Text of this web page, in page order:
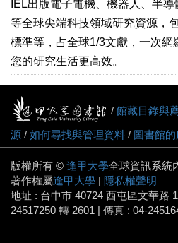
IEL出版電子電機、機器人、半
等全球尖端科技領域研究資源，
標準等，占全球1/3文獻，一次網
您的研究生活更高效。
/ 館藏目錄與
源 / 如何尋找與管理資料 / 圖書館的
版權所有 © 逢甲大學全球資訊系統
著作權屬逢甲大學 | 隱私權聲明
地址 : 台中市 40724 西屯區文華路
24517250 轉 2601 | 傳真 : 04-